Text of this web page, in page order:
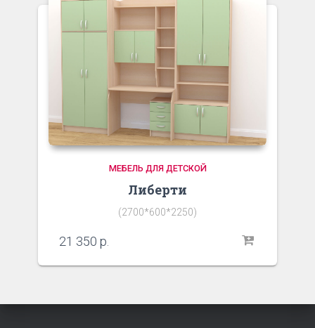
МЕБЕЛЬ ДЛЯ ДЕТСКОЙ
Либерти
(2700*600*2250)
21 350 р.